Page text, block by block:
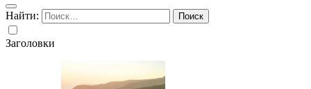
Найти:
Заголовки